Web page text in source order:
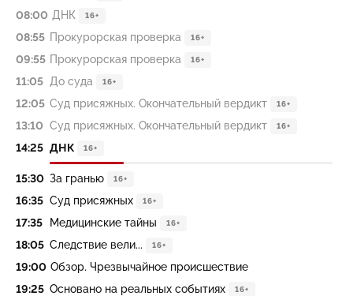
08:00 ДНК 16+
08:55 Прокурорская проверка 16+
09:55 Прокурорская проверка 16+
11:05 До суда 16+
12:05 Суд присяжных. Окончательный вердикт 16+
13:10 Суд присяжных. Окончательный вердикт 16+
14:25 ДНК 16+
15:30 За гранью 16+
16:35 Суд присяжных 16+
17:35 Медицинские тайны 16+
18:05 Следствие вели... 16+
19:00 Обзор. Чрезвычайное происшествие
19:25 Основано на реальных событиях 16+